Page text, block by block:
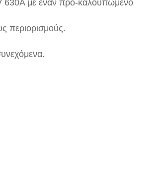
630A με έναν προ-καλουπωμένο
περιορισμούς.